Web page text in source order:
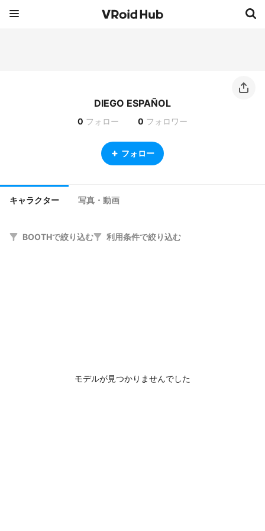
DIEGO ESPAÑOL
0 フォロー 0 フォロワー
フォロー
キャラクター 写真・動画
BOOTHで絞り込む 利用条件で絞り込む
モデルが見つかりませんでした